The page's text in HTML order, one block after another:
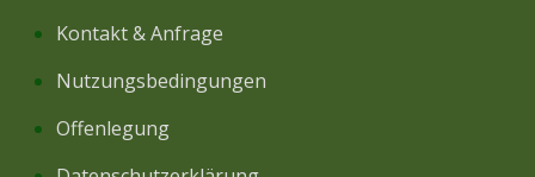
Kontakt & Anfrage
Nutzungsbedingungen
Offenlegung